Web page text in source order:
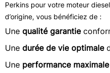
Perkins pour votre moteur
d’origine, vous bénéficiez de :
Une qualité garantie
Une durée de vie optimale
Une performance maximale